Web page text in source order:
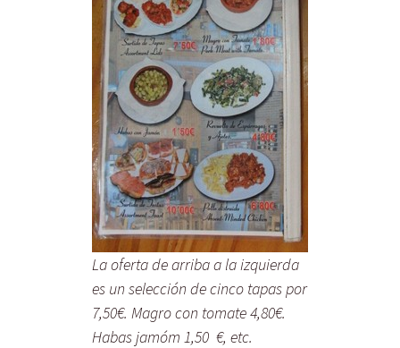
La oferta de arriba a la izquierda
es un selección de cinco tapas por
7,50€. Magro con tomate 4,80€.
Habas jamóm 1,50 €, etc.